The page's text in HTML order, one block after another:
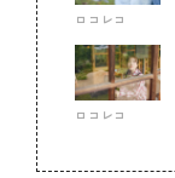
ロコレコ
ロコレコ